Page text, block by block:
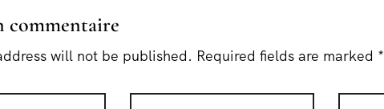
commentaire
will not be published. Required fields are marked *